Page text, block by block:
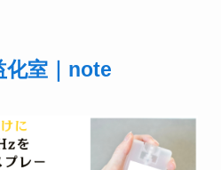
化室｜note